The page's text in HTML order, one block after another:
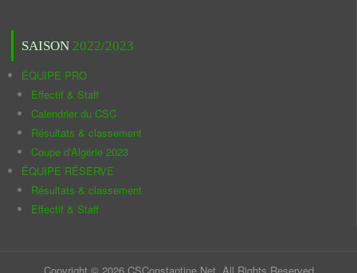
SAISON 2022/2023
ÉQUIPE PRO
Effectif & Staff
Calendrier du CSC
Résultats & classement
Coupe d'Algérie 2023
ÉQUIPE RÉSERVE
Résultats & classement
Effectif & Staff